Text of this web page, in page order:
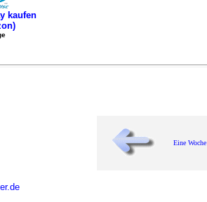
kaufen
Eine